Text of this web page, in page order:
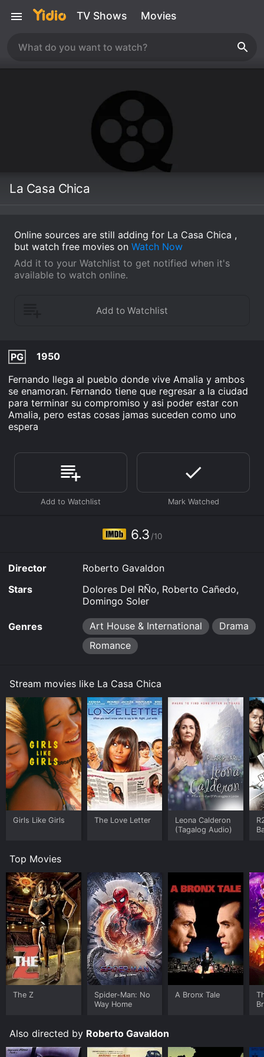
TV Shows Movies
La Casa Chica
Online sources are still adding for La Casa Chica ,
but watch free movies on Watch Now
Add it to your Watchlist to get notified when it's
available to watch online.
PG
1950
Fernando llega al pueblo donde vive Amalia y ambos
se enamoran. Fernando tiene que regresar a la ciudad
para terminar su compromiso y asi poder estar con
Amalia, pero estas cosas jamas suceden como uno
espera
6.3 /10
Director
Roberto Gavaldon
Stars
Dolores Del RÑo, Roberto Cañedo,
Domingo Soler
Genres Art House & International
Drama
Romance
Stream movies like La Casa Chica
Girls Like Girls The Love Letter
Leona Calderon
(Tagalog Audio)
Top Movies
The Z
Spider-Man: No
Way Home
A Bronx Tale
Also directed by Roberto Gavaldon